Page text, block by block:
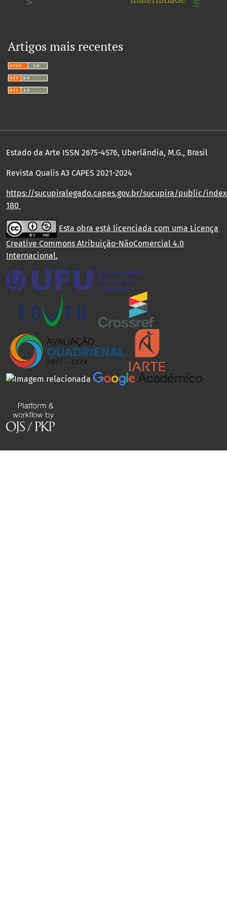
Artigos mais recentes
Estado da Arte ISSN 2675-4576, Uberlândia, M.G., Brasil
Revista Qualis A3 CAPES 2021-2024
https://sucupiralegado.capes.gov.br/sucupira/public/
180
Esta obra está licenciada com uma Licença
Creative Commons Atribuição-NãoComercial 4.0
Internacional.